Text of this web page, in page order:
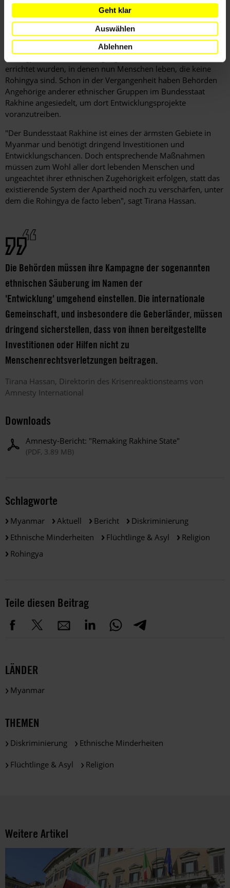
Geht klar
Auswählen
Ablehnen
gewaltsam aus ihren Heimatorten vertrieben worden waren,
leben bereits seit Jahren unter haftähnlichen Bedingungen.
Augenzeuginnen und Augenzeugen berichteten Amnesty
International auch, dass auf dem Gelände niedergebrannter
Rohingya-Dörfer in den vergangenen Monaten neue Dörfer
errichtet wurden, in denen nun Menschen leben, die keine
Rohingya sind. Schon in der Vergangenheit haben Behörden
Angehörige anderer ethnischer Gruppen im Bundesstaat
Rakhine angesiedelt, um dort Entwicklungsprojekte
voranzutreiben.
"Der Bundesstaat Rakhine ist eines der ärmsten Gebiete in
Myanmar und benötigt dringend Investitionen und
Entwicklungschancen. Doch entsprechende Maßnahmen
müssen zum Wohl aller dort lebenden Menschen und
ungeachtet ihrer ethnischen Zugehörigkeit erfolgen, statt das
existierende System der Apartheid noch zu verschärfen, unter
dem die Rohingya de facto leben", sagt Tirana Hassan.
Die Behörden müssen ihre Kampagne der sogenannten
ethnischen Säuberung im Namen der
'Entwicklung' umgehend einstellen. Die internationale
Gemeinschaft, und insbesondere die Geberländer, müssen
dringend sicherstellen, dass von ihnen bereitgestellte
Investitionen oder Hilfen nicht zu
Menschenrechtsverletzungen beitragen.
Tirana Hassan Direktorin des Krisenreaktionsteams von
Amnesty International
Downloads
Amnesty-Bericht: "Remaking Rakhine State"
(PDF, 3.89 MB)
Schlagworte
Myanmar Aktuell Bericht
Diskriminierung
Ethnische Minderheiten
Flüchtlinge & Asyl
Religion
Rohingya
Teile diesen Beitrag
LÄNDER
Myanmar
THEMEN
Diskriminierung Ethnische Minderheiten
Flüchtlinge & Asyl Religion
Weitere Artikel